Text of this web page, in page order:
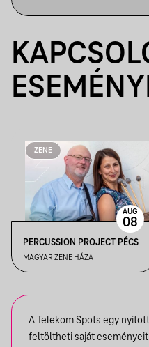
ZENE
PERCUSSION PROJECT PÉCS
MAGYAR ZENE HÁZA
AUG
08
A Telekom Spots egy
feltöltheti saját